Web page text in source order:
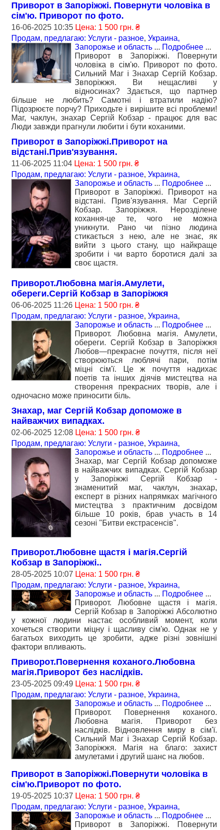
Приворот в Запоріжжі. Повернути чоловіка в
сім'ю. Приворот по фото.
16-06-2025 10:35 Цена: 1 500 грн. ₴
Продам, предлагаю: Услуги - разное, Украина,
Запорожье и область ... Подробнее ...
Приворот в Запоріжжі. Повернути
чоловіка в сім'ю. Приворот по фото.
Сильний Маг і Знахар Сергій Кобзар.
Звпоріжжя. Ви нещасливі у
відносинах? Здається, що партнер
більше не любить? Самотні і втратили надію?
Підозрюєте порчу? Приходьте і вирішите всі проблеми!
Маг, чаклун, знахар Сергій Кобзар - працює для вас
Люди завжди прагнули любити і бути коханими.
Приворот в Запоріжжі.Приворот на
відстані.Прив'язування.
11-06-2025 11:04 Цена: 1 500 грн. ₴
Продам, предлагаю: Услуги - разное, Украина,
Запорожье и область ... Подробнее ...
Приворот в Запоріжжі. Приворот на
відстані. Прив'язування. Маг Сергій
Кобзар. Запоріжжя. Нерозділене
кохання-це те, чого не можна
уникнути. Рано чи пізно людина
стикається з нею, але не знає, як
вийти з цього стану, що найкраще
зробити і чи варто боротися далі за
своє щастя.
Приворот.Любовна магія.Амулети,
обереги.Сергій Кобзар в Запоріжжя
06-06-2025 11:26 Цена: 1 500 грн. ₴
Продам, предлагаю: Услуги - разное, Украина,
Запорожье и область ... Подробнее ...
Приворот. Любовна магія. Амулети,
обереги. Сергій Кобзар в Запоріжжя
Любов—прекрасне почуття, після неї
створюються люблячі пари, потім
міцні сім'ї. Це ж почуття надихає
поетів та інших діячів мистецтва на
створення прекрасних творів, але і
одночасно може приносити біль.
Знахар, маг Сергій Кобзар допоможе в
найважчих випадках.
02-06-2025 12:08 Цена: 1 500 грн. ₴
Продам, предлагаю: Услуги - разное, Украина,
Запорожье и область ... Подробнее ...
Знахар, маг Сергій Кобзар допоможе
в найважчих випадках. Сергій Кобзар
у Запоріжжі Сергій Кобзар -
знаменитий маг, чаклун, знахар,
експерт в різних напрямках магічного
мистецтва з практичним досвідом
більше 10 років, брав участь в 14
сезоні "Битви екстрасенсів".
Приворот.Любовне щастя і магія.Сергій
Кобзар в Запоріжжі..
28-05-2025 10:07 Цена: 1 500 грн. ₴
Продам, предлагаю: Услуги - разное, Украина,
Запорожье и область ... Подробнее ...
Приворот. Любовне щастя і магія.
Сергій Кобзар в Запоріжжі Абсолютно
у кожної людини настає особливий момент, коли
хочеться створити міцну і щасливу сім'ю. Однак не у
багатьох виходить це зробити, адже різні зовнішні
фактори впливають.
Приворот.Повернення коханого.Любовна
магія.Приворот без наслідків.
23-05-2025 09:49 Цена: 1 500 грн. ₴
Продам, предлагаю: Услуги - разное, Украина,
Запорожье и область ... Подробнее ...
Приворот. Повернення коханого.
Любовна магія. Приворот без
наслідків. Відновлення миру в сім'ї.
Сильний Маг і Знахар Сергій Кобзар.
Запоріжжя. Магія на благо: захист
амулетами і другий шанс на любов.
Приворот в Запоріжжі.Повернути чоловіка в
сім'ю.Приворот по фото.
19-05-2025 10:37 Цена: 1 500 грн. ₴
Продам, предлагаю: Услуги - разное, Украина,
Запорожье и область ... Подробнее ...
Приворот в Запоріжжі. Повернути